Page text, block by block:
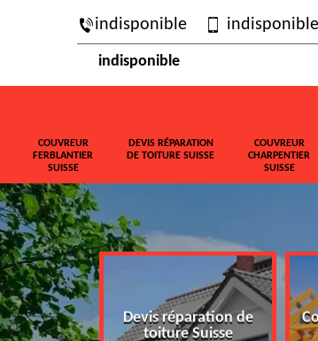
indisponible indisponible
indisponible
COUVREUR
FERBLANTIER
SUISSE
DEVIS RÉPARATION
DE TOITURE SUISSE
COUVREUR
CHARPENTIER
SUISSE
Devis réparation de
toiture Suisse